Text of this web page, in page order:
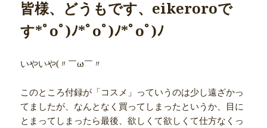
皆様、どうもです、eikeroroで
す*ﾟoﾟ)ﾉ*ﾟoﾟ)ﾉ*ﾟoﾟ)ﾉ
いやいや(〃￣ω￣〃ゞ
このところ付録が「コスメ」っていうのは少し遠ざかっ
てましたが、なんとなく買ってしまったというか、目に
とまってしまったら最後、欲しくて欲しくて仕方なくっ